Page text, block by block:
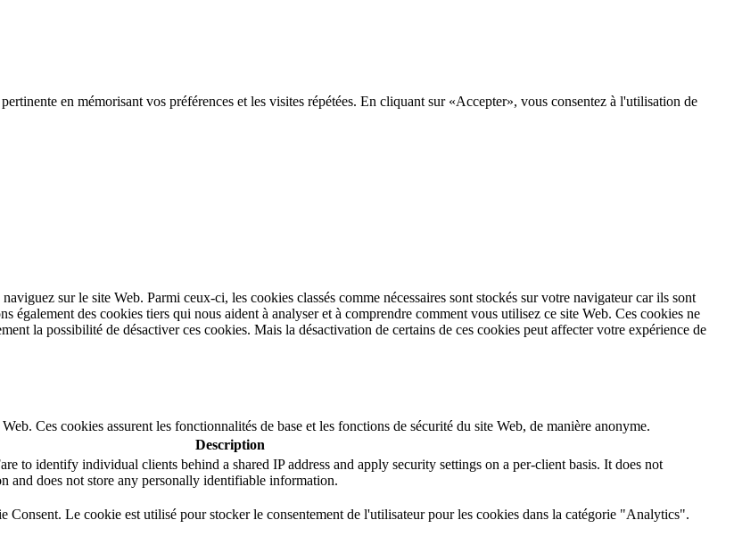
en mémorisant vos préférences et les visites répétées. En cliquant sur «Accepter», vous consentez à l'utilisation de
sur le site Web. Parmi ceux-ci, les cookies classés comme nécessaires sont stockés sur votre navigateur car ils sont
également des cookies tiers qui nous aident à analyser et à comprendre comment vous utilisez ce site Web. Ces cookies ne
la possibilité de désactiver ces cookies. Mais la désactivation de certains de ces cookies peut affecter votre expérience de
Ces cookies assurent les fonctionnalités de base et les fonctions de sécurité du site Web, de manière anonyme.
Description
to identify individual clients behind a shared IP address and apply security settings on a per-client basis. It does not
and does not store any personally identifiable information.
Le cookie est utilisé pour stocker le consentement de l'utilisateur pour les cookies dans la catégorie "Analytics".